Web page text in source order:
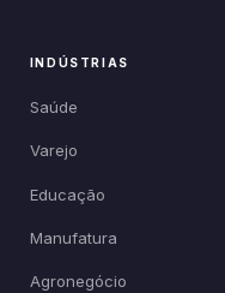
INDÚSTRIAS
Saúde
Varejo
Educação
Manufatura
Agronegócio